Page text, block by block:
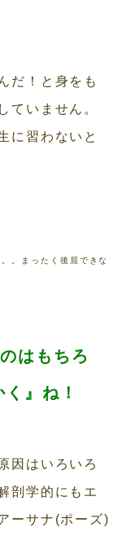
だ！と身をも
ていません。
に習わないと
。まったく後屈できな
はもちろ
』ね！
因はいろいろ
剖学的にもエ
ーサナ(ポーズ)